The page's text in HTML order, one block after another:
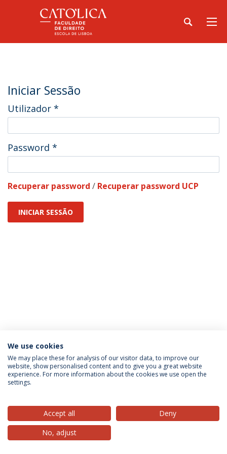
Iniciar Sessão
Utilizador *
Password *
Recuperar password / Recuperar password UCP
INICIAR SESSÃO
Política de Privacidade
Termos & Condições
Direitos do Titular dos Dados
© 2026 Universidade Católica Portuguesa
We use cookies
We may place these for analysis of our visitor data, to improve our
website, show personalised content and to give you a great website
experience. For more information about the cookies we use open the
settings.
Accept all
Deny
No, adjust